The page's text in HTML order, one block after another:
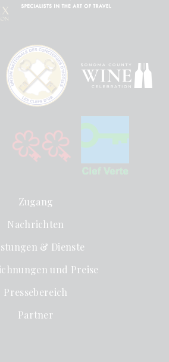
Zugang
Nachrichten
& Dienste
und Preise
Pressebereich
Partner